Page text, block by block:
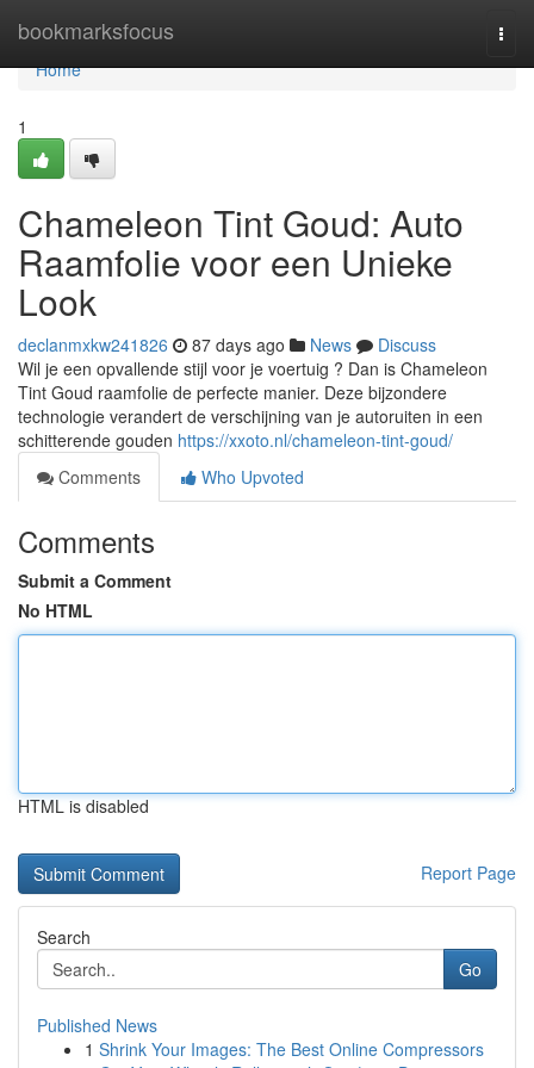
bookmarksfocus
Home
Home
1
Chameleon Tint Goud: Auto
Raamfolie voor een Unieke
Look
declanmxkw241826 87 days ago News
Discuss
Wil je een opvallende stijl voor je voertuig ? Dan is Chameleon
Tint Goud raamfolie de perfecte manier. Deze bijzondere
technologie verandert de verschijning van je autoruiten in een
schitterende gouden https://xxoto.nl/chameleon-tint-goud/
Comments
Who Upvoted
Comments
Submit a Comment
No HTML
HTML is disabled
Report Page
Search
Go
Published News
1 Shrink Your Images: The Best Online Compressors